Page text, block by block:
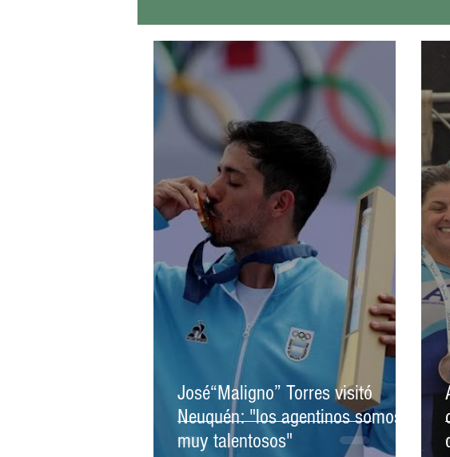
FEDERAL B INTEGRACIÓN
PREMIOS PEHUEN ATLETISMO
UNIÓN ALTO VALLE JUDO DISCAPACIDAD
José“Maligno” Torres visitó
Neuquén: "los agentinos somos
muy talentosos"